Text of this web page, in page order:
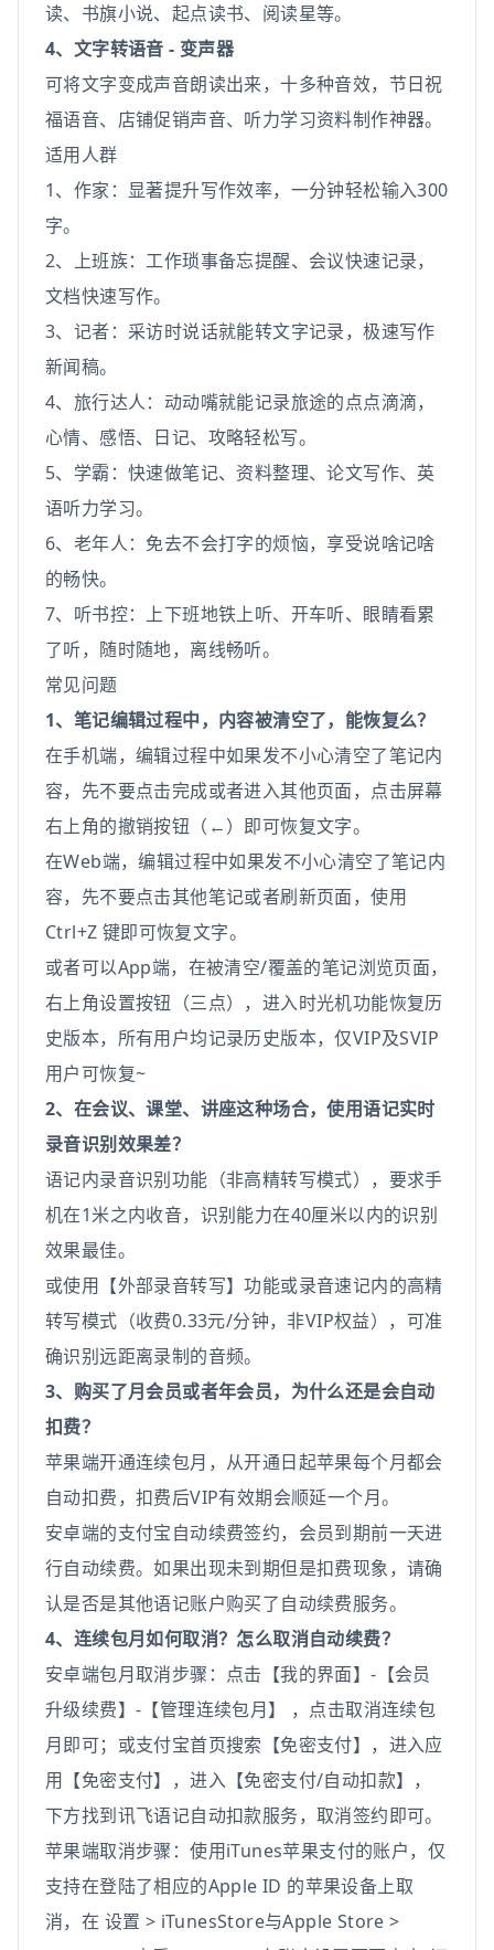
读、书旗小说、起点读书、阅读星等。
4、文字转语音 - 变声器
可将文字变成声音朗读出来，十多种音效，节日祝
福语音、店铺促销声音、听力学习资料制作神器。
适用人群
1、作家：显著提升写作效率，一分钟轻松输入300
字。
2、上班族：工作琐事备忘提醒、会议快速记录，
文档快速写作。
3、记者：采访时说话就能转文字记录，极速写作
新闻稿。
4、旅行达人：动动嘴就能记录旅途的点点滴滴，
心情、感悟、日记、攻略轻松写。
5、学霸：快速做笔记、资料整理、论文写作、英
语听力学习。
6、老年人：免去不会打字的烦恼，享受说啥记啥
的畅快。
7、听书控：上下班地铁上听、开车听、眼睛看累
了听，随时随地，离线畅听。
常见问题
1、笔记编辑过程中，内容被清空了，能恢复么？
在手机端，编辑过程中如果发不小心清空了笔记内
容，先不要点击完成或者进入其他页面，点击屏幕
右上角的撤销按钮（←）即可恢复文字。
在Web端，编辑过程中如果发不小心清空了笔记内
容，先不要点击其他笔记或者刷新页面，使用
Ctrl+Z 键即可恢复文字。
或者可以App端，在被清空/覆盖的笔记浏览页面，
右上角设置按钮（三点），进入时光机功能恢复历
史版本，所有用户均记录历史版本，仅VIP及SVIP
用户可恢复~
2、在会议、课堂、讲座这种场合，使用语记实时
录音识别效果差？
语记内录音识别功能（非高精转写模式），要求手
机在1米之内收音，识别能力在40厘米以内的识别
效果最佳。
或使用【外部录音转写】功能或录音速记内的高精
转写模式（收费0.33元/分钟，非VIP权益），可准
确识别远距离录制的音频。
3、购买了月会员或者年会员，为什么还是会自动
扣费？
苹果端开通连续包月，从开通日起苹果每个月都会
自动扣费，扣费后VIP有效期会顺延一个月。
安卓端的支付宝自动续费签约，会员到期前一天进
行自动续费。如果出现未到期但是扣费现象，请确
认是否是其他语记账户购买了自动续费服务。
4、连续包月如何取消？怎么取消自动续费？
安卓端包月取消步骤：点击【我的界面】-【会员
升级续费】-【管理连续包月】 ，点击取消连续包
月即可；或支付宝首页搜索【免密支付】，进入应
用【免密支付】，进入【免密支付/自动扣款】，
下方找到讯飞语记自动扣款服务，取消签约即可。
苹果端取消步骤：使用iTunes苹果支付的账户，仅
支持在登陆了相应的Apple ID 的苹果设备上取
消，在 设置 > iTunesStore与Apple Store >